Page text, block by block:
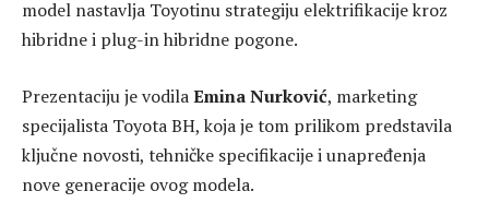
model nastavlja Toyotinu strategiju elektrifikacije kroz
hibridne i plug-in hibridne pogone.
Prezentaciju je vodilaEmina Nurković, marketing
specijalista Toyota BH, koja je tom prilikom predstavila
ključne novosti, tehničke specifikacije i unapređenja
nove generacije ovog modela.